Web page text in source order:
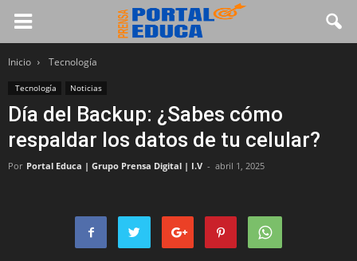
Inicio Tecnología
Tecnología Noticias
Día del Backup: ¿Sabes cómo
respaldar los datos de tu celular?
Por Portal Educa | Grupo Prensa Digital | I.V - abril 1, 2025